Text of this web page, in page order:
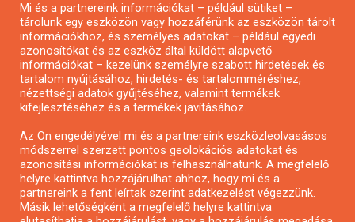
Pályázatírás civil szervezeteknek
Pályázatírás önkormányzatoknak
Pályázatfigyelés
Specifikus pályázatfigyelés vagy hírlevél
Pályázatok magánszemélyeknek
Pályázatok civil szervezeteknek
Mi és a partnereink információkat – például sütiket –
tárolunk egy eszközön vagy hozzáférünk az eszközön tárolt
információkhoz, és személyes adatokat – például egyedi
azonosítókat és az eszköz által küldött alapvető
információkat – kezelünk személyre szabott hirdetések és
tartalom nyújtásához, hirdetés- és tartalomméréshez,
nézettségi adatok gyűjtéséhez, valamint termékek
kifejlesztéséhez és a termékek javításához.
Az Ön engedélyével mi és a partnereink eszközleolvasásos
módszerrel szerzett pontos geolokációs adatokat és
azonosítási információkat is felhasználhatunk. A megfelelő
helyre kattintva hozzájárulhat ahhoz, hogy mi és a
partnereink a fent leírtak szerint adatkezelést végezzünk.
Másik lehetőségként a megfelelő helyre kattintva